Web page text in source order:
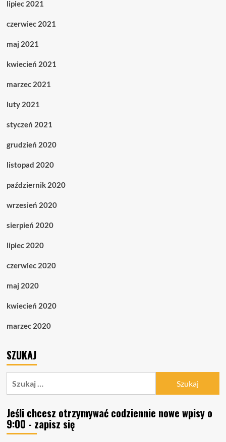
lipiec 2021
czerwiec 2021
maj 2021
kwiecień 2021
marzec 2021
luty 2021
styczeń 2021
grudzień 2020
listopad 2020
październik 2020
wrzesień 2020
sierpień 2020
lipiec 2020
czerwiec 2020
maj 2020
kwiecień 2020
marzec 2020
SZUKAJ
Jeśli chcesz otrzymywać codziennie nowe wpisy o
9:00 - zapisz się